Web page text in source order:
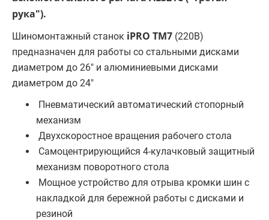
рука").
Шиномонтажный станок iPRO TM7 (220В)
предназначен для работы со стальными дисками
диаметром до 26" и алюминиевыми дисками
диаметром до 24"
Пневматический автоматический стопорный
механизм
Двухскоростное вращения рабочего стола
Самоцентрирующийся 4-кулачковый защитный
механизм поворотного стола
Мощное устройство для отрыва кромки шин с
накладкой для бережной работы с дисками и
резиной